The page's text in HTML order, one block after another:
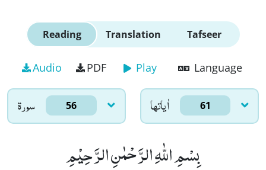
Reading Translation Tafseer
Audio PDF Play Language
سورۃ 56 اٰياتها 61
بِسْمِ اللّٰهِ الرَّحْمٰنِ الرَّحِیْمِ